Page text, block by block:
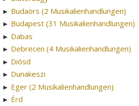
► Budaörs (2 Musikalienhandlungen)
► Budapest (31 Musikalienhandlungen)
► Dabas
► Debrecen (4 Musikalienhandlungen)
► Diósd
► Dunakeszi
► Eger (2 Musikalienhandlungen)
► Érd